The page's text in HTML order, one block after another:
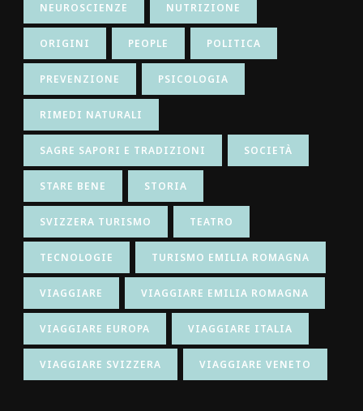
NEUROSCIENZE NUTRIZIONE
ORIGINI PEOPLE POLITICA
PREVENZIONE PSICOLOGIA
RIMEDI NATURALI
SAGRE SAPORI E TRADIZIONI SOCIETÀ
STARE BENE STORIA
SVIZZERA TURISMO TEATRO
TECNOLOGIE TURISMO EMILIA ROMAGNA
VIAGGIARE VIAGGIARE EMILIA ROMAGNA
VIAGGIARE EUROPA VIAGGIARE ITALIA
VIAGGIARE SVIZZERA VIAGGIARE VENETO